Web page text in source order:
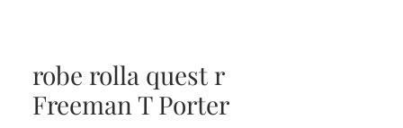
robe rolla quest r
Freeman T Porter